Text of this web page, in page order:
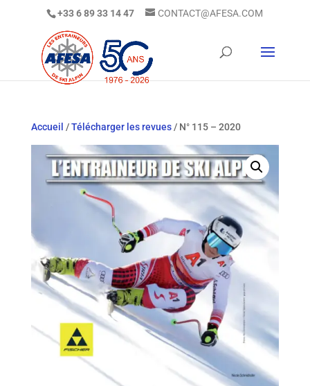
+33 6 89 33 14 47 CONTACT@AFESA.COM
Accueil /Télécharger les revues/ N° 115 – 2020